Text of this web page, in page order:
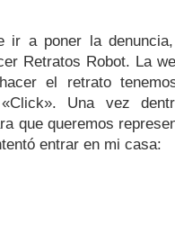
ir a poner la
Retratos Robot. La
el retrato
Una vez
que queremos
entrar en mi casa: